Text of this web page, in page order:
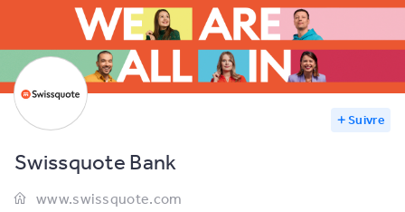
Suivre
Swissquote Bank
www.swissquote.com